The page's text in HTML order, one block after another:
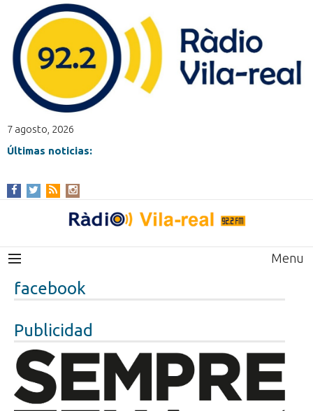
7 agosto, 2026
Últimas noticias:
Menu
facebook
Publicidad